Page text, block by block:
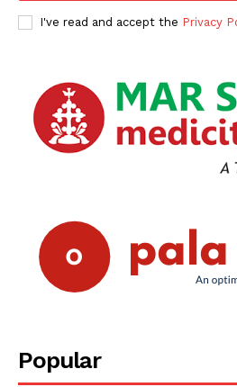
I've read and accept the Privacy
Popular